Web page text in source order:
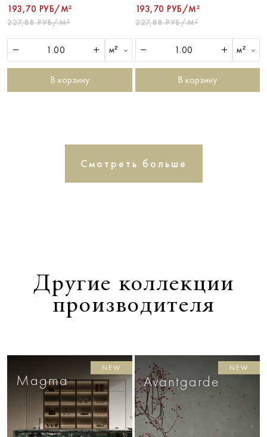
193,70 РУБ/М²
227,88 РУБ/М²
м²
В корзину
193,70 РУБ/М²
227,88 РУБ/М²
м²
В корзину
Смотреть больше
Другие коллекции
производителя
Magma
NEW
Avantgarde
NEW